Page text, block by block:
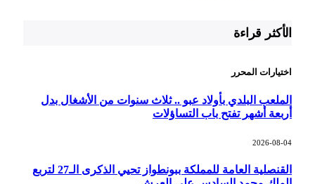
الأكثر قراءة
اختيارات المحرر
الملعب البلدي بأولاد عبو .. ثلاث سنوات من الأشغال بدل
أربعة أشهر تفتح باب التساؤلات
2026-08-04
القنصلية العامة للمملكة ببونطواز تحيي الذكرى الـ27 لتربع